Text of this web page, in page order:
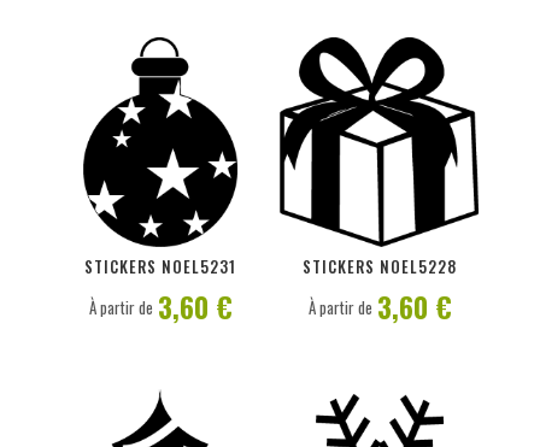
STICKERS NOEL5231
PERSONNALISER
À partir de 3,60 €
STICKERS NOEL5228
PERSONNALISER
À partir de 3,60 €